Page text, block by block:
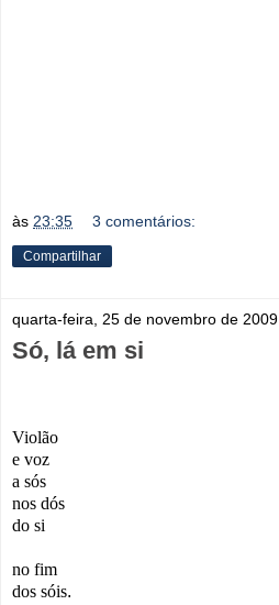
às 23:35 3 comentários:
Compartilhar
quarta-feira, 25 de novembro de 2009
Só, lá em si
Violão
e voz
a sós
nos dós
do si
no fim
dos sóis.